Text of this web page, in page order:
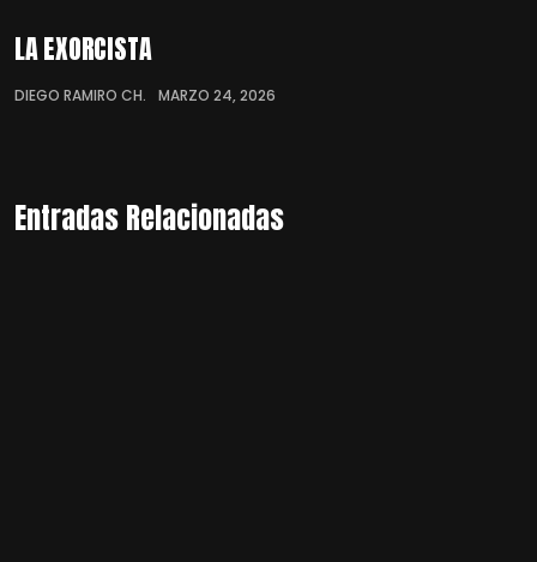
LA EXORCISTA
DIEGO RAMIRO CH. MARZO 24, 2026
Entradas Relacionadas